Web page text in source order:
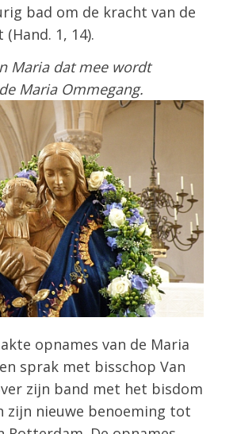
bad om de kracht van de
1, 14).
Maria dat mee wordt
Maria Ommegang.
opnames van de Maria
sprak met bisschop Van
zijn band met het bisdom
zijn nieuwe benoeming tot